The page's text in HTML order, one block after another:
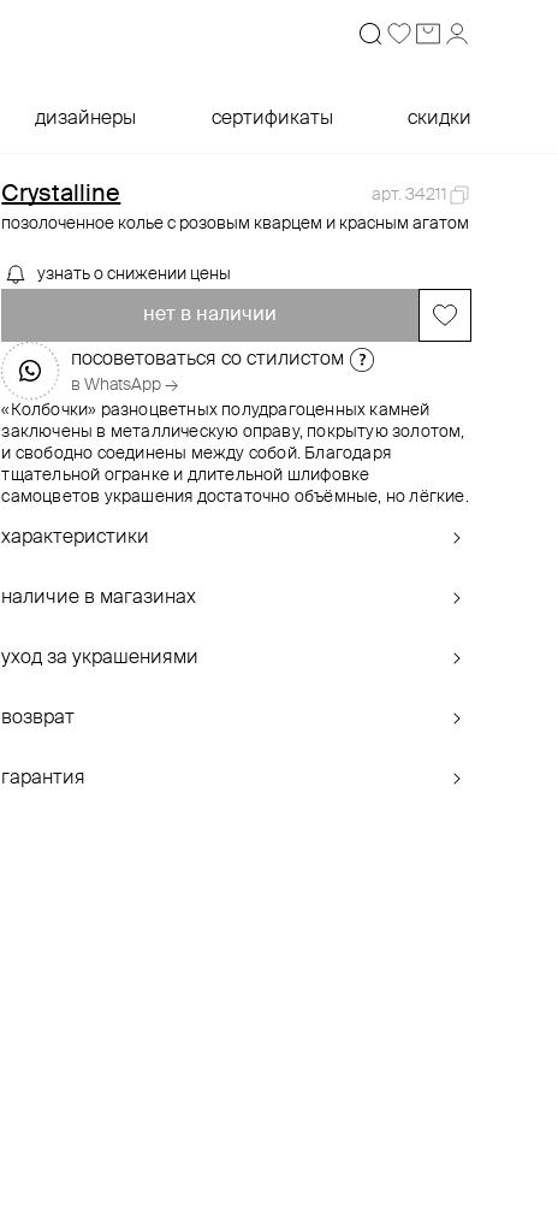
дизайнеры сертификаты скидки
Crystalline
арт. 34211
позолоченное колье с розовым кварцем и красным агатом
узнать о снижении цены
нет в наличии
посоветоваться со стилистом
в WhatsApp →
«Колбочки» разноцветных полудрагоценных камней
заключены в металлическую оправу, покрытую золотом,
и свободно соединены между собой. Благодаря
тщательной огранке и длительной шлифовке
самоцветов украшения достаточно объёмные, но лёгкие.
характеристики
наличие в магазинах
уход за украшениями
возврат
гарантия